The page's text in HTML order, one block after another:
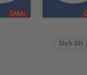
Sieh Dir